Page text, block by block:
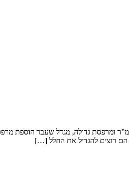
שיפוץ דירה במגדל המשפחה: זוג שמטפל בנכדים ומארח משפחה ענפה. שטח הדירה:
הם רוצים להגדיל את החלל […]